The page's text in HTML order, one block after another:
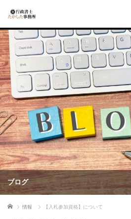
ブログ
ホーム 情報 【入札参加資格】について